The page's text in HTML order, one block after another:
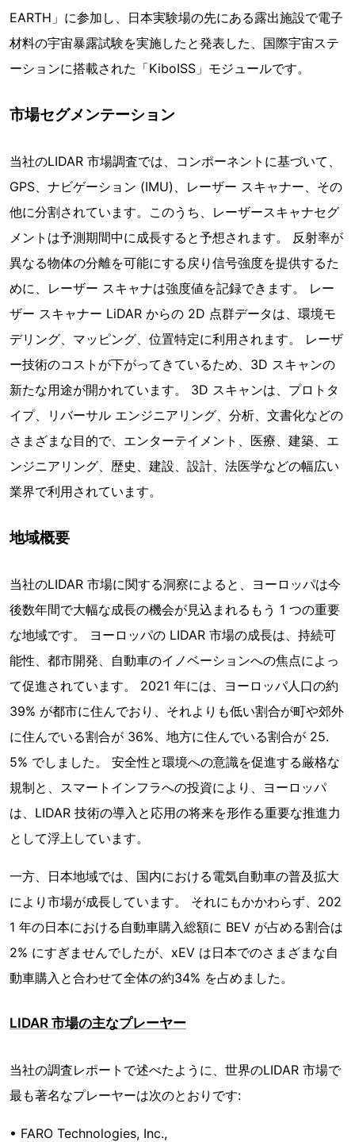
EARTH」に参加し、日本実験場の先にある露出施設で電子
材料の宇宙暴露試験を実施したと発表した、国際宇宙ステ
ーションに搭載された「KiboISS」モジュールです。
市場セグメンテーション
当社のLIDAR 市場調査では、コンポーネントに基づいて、
GPS、ナビゲーション (IMU)、レーザー スキャナー、その
他に分割されています。このうち、レーザースキャナセグ
メントは予測期間中に成長すると予想されます。 反射率が
異なる物体の分離を可能にする戻り信号強度を提供するた
めに、レーザー スキャナは強度値を記録できます。 レー
ザー スキャナー LiDAR からの 2D 点群データは、環境モ
デリング、マッピング、位置特定に利用されます。 レーザ
ー技術のコストが下がってきているため、3D スキャンの
新たな用途が開かれています。 3D スキャンは、プロトタ
イプ、リバーサル エンジニアリング、分析、文書化などの
さまざまな目的で、エンターテイメント、医療、建築、エ
ンジニアリング、歴史、建設、設計、法医学などの幅広い
業界で利用されています。
地域概要
当社のLIDAR 市場に関する洞察によると、ヨーロッパは今
後数年間で大幅な成長の機会が見込まれるもう 1 つの重要
な地域です。 ヨーロッパの LIDAR 市場の成長は、持続可
能性、都市開発、自動車のイノベーションへの焦点によっ
て促進されています。 2021 年には、ヨーロッパ人口の約
39% が都市に住んでおり、それよりも低い割合が町や郊外
に住んでいる割合が 36%、地方に住んでいる割合が 25.
5% でしました。 安全性と環境への意識を促進する厳格な
規制と、スマートインフラへの投資により、ヨーロッパ
は、LIDAR 技術の導入と応用の将来を形作る重要な推進力
として浮上しています。
一方、日本地域では、国内における電気自動車の普及拡大
により市場が成長しています。 それにもかかわらず、202
1 年の日本における自動車購入総額に BEV が占める割合は
2% にすぎませんでしたが、xEV は日本でのさまざまな自
動車購入と合わせて全体の約34% を占めました。
LIDAR 市場の主なプレーヤー
当社の調査レポートで述べたように、世界のLIDAR 市場で
最も著名なプレーヤーは次のとおりです:
• FARO Technologies, Inc.,